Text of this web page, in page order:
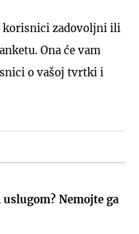
korisnici zadovoljni ili
Ona će vam
o vašoj tvrtki i
Nemojte ga